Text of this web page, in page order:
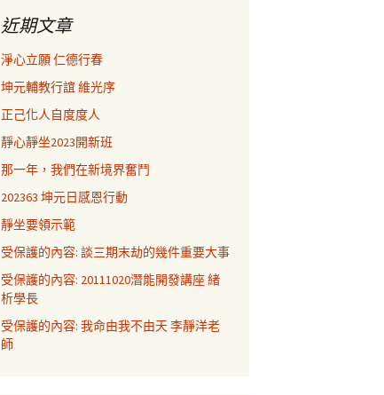
近期文章
淨心立願 仁德行春
坤元輔教行誼 維光序
正己化人自度度人
靜心靜坐2023開新班
那一年，我們在新境界奮鬥
202363 坤元日感恩行動
靜坐要領示範
受保護的內容: 談三期末劫的幾件重要大事
受保護的內容: 20111020潛能開發講座 緒
析學長
受保護的內容: 我命由我不由天 李靜洋老
師